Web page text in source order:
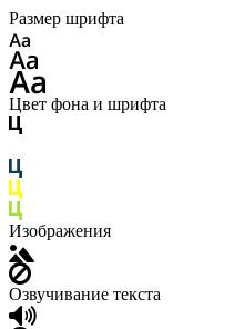
Размер шрифта
Цвет фона и шрифта
Изображения
Озвучивание текста